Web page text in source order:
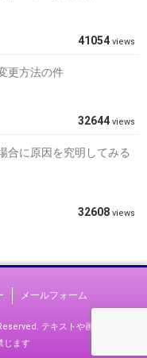
41054 views
更方法の件
32644 views
合に原因を究明してみる
32608 views
メールフォーム
テキストや画像等すべて
じます